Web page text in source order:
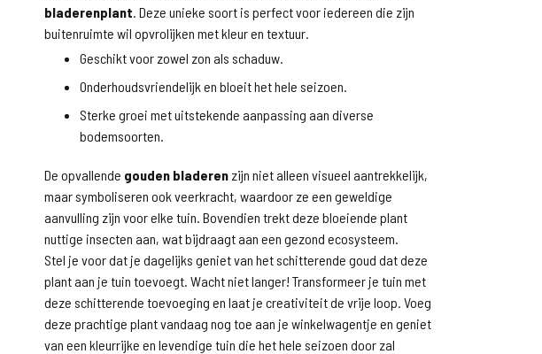
bladerenplant. Deze unieke soort is perfect voor iedereen die zijn
buitenruimte wil opvrolijken met kleur en textuur.
Geschikt voor zowel zon als schaduw.
Onderhoudsvriendelijk en bloeit het hele seizoen.
Sterke groei met uitstekende aanpassing aan diverse
bodemsoorten.
De opvallende gouden bladeren zijn niet alleen visueel aantrekkelijk,
maar symboliseren ook veerkracht, waardoor ze een geweldige
aanvulling zijn voor elke tuin. Bovendien trekt deze bloeiende plant
nuttige insecten aan, wat bijdraagt aan een gezond ecosysteem.
Stel je voor dat je dagelijks geniet van het schitterende goud dat deze
plant aan je tuin toevoegt. Wacht niet langer! Transformeer je tuin met
deze schitterende toevoeging en laat je creativiteit de vrije loop. Voeg
deze prachtige plant vandaag nog toe aan je winkelwagentje en geniet
van een kleurrijke en levendige tuin die het hele seizoen door zal